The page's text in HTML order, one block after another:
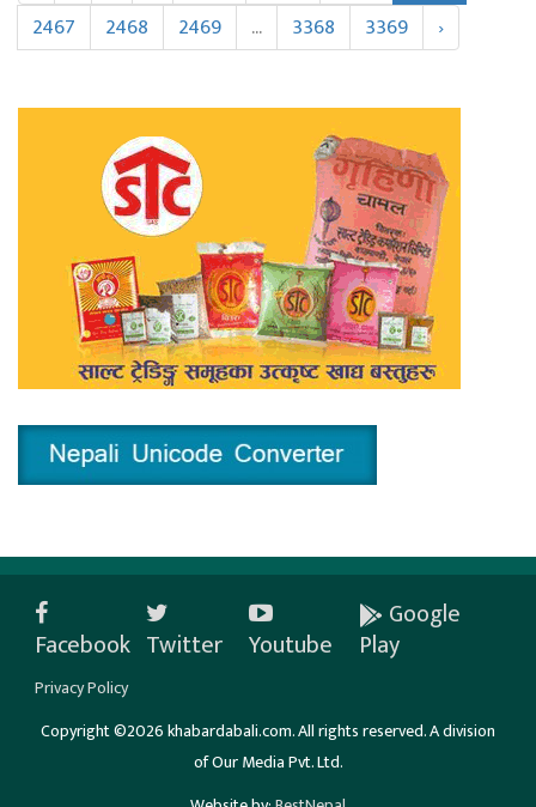
2467
2468 2469 ... 3368 3369 ›
Facebook Twitter Youtube
Google
Play
Privacy Policy
Copyright ©2026 khabardabali.com. All rights reserved. A division
of Our Media Pvt. Ltd.